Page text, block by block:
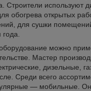
Строители используют
обогрева открытых
для сушки
можно
Мастер
дизельные,
Среди всего
— мобильные.